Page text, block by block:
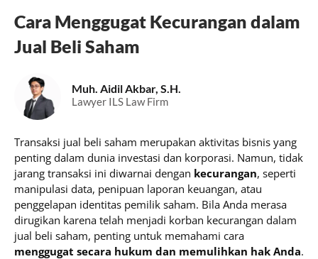
Cara Menggugat Kecurangan dalam
Jual Beli Saham
Muh. Aidil Akbar, S.H.
Lawyer ILS Law Firm
Transaksi jual beli saham merupakan aktivitas bisnis yang
penting dalam dunia investasi dan korporasi. Namun, tidak
jarang transaksi ini diwarnai dengan kecurangan, seperti
manipulasi data, penipuan laporan keuangan, atau
penggelapan identitas pemilik saham. Bila Anda merasa
dirugikan karena telah menjadi korban kecurangan dalam
jual beli saham, penting untuk memahami cara
menggugat secara hukum dan memulihkan hak Anda.